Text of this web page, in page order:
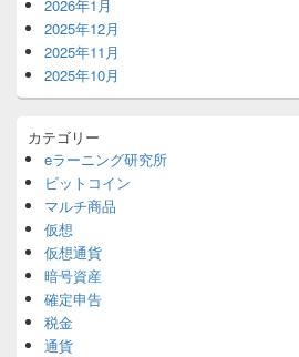
2026年1月
2025年12月
2025年11月
2025年10月
カテゴリー
eラーニング研究所
ビットコイン
マルチ商品
仮想
仮想通貨
暗号資産
確定申告
税金
通貨